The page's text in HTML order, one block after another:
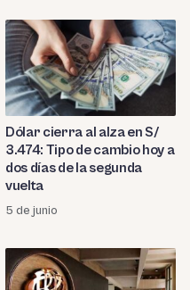
Dólar cierra al alza en S/
3.474: Tipo de cambio hoy a
dos días de la segunda
vuelta
5 de junio